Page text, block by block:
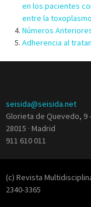
en los pacientes
entre la
Números
Adherencia al
seisida@seisida.net
Glorieta de Quevedo, 9
28015 · Madrid
911 610 011
(c) Revista
2340-3365